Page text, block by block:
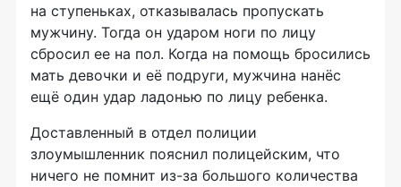
на ступеньках, отказывалась пропускать
мужчину. Тогда он ударом ноги по лицу
сбросил ее на пол. Когда на помощь бросились
мать девочки и её подруги, мужчина нанёс
ещё один удар ладонью по лицу ребенка.
Доставленный в отдел полиции
злоумышленник пояснил полицейским, что
ничего не помнит из-за большого количества